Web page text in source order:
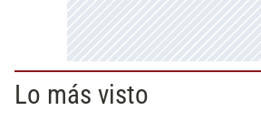
Lo más visto